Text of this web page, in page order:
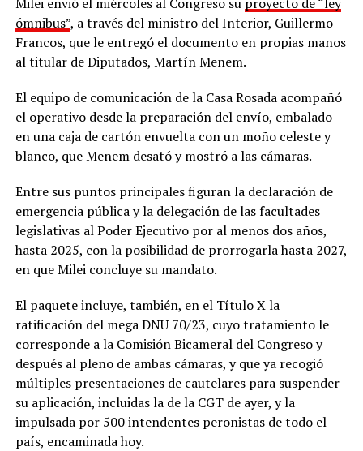
ómnibus”, a través del ministro del Interior, Guillermo
Francos, que le entregó el documento en propias manos
al titular de Diputados, Martín Menem.
El equipo de comunicación de la Casa Rosada acompañó
el operativo desde la preparación del envío, embalado
en una caja de cartón envuelta con un moño celeste y
blanco, que Menem desató y mostró a las cámaras.
Entre sus puntos principales figuran la declaración de
emergencia pública y la delegación de las facultades
legislativas al Poder Ejecutivo por al menos dos años,
hasta 2025, con la posibilidad de prorrogarla hasta 2027,
en que Milei concluye su mandato.
El paquete incluye, también, en el Título X la
ratificación del mega DNU 70/23, cuyo tratamiento le
corresponde a la Comisión Bicameral del Congreso y
después al pleno de ambas cámaras, y que ya recogió
múltiples presentaciones de cautelares para suspender
su aplicación, incluidas la de la CGT de ayer, y la
impulsada por 500 intendentes peronistas de todo el
país, encaminada hoy.